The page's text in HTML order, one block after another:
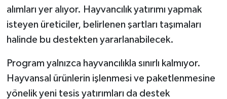
alımları yer alıyor. Hayvancılık yatırımı yapmak
isteyen üreticiler, belirlenen şartları taşımaları
halinde bu destekten yararlanabilecek.
Program yalnızca hayvancılıkla sınırlı kalmıyor.
Hayvansal ürünlerin işlenmesi ve paketlenmesine
yönelik yeni tesis yatırımları da destek
Dünya Haberleri
Yerel Haberler
Haber Arşivi